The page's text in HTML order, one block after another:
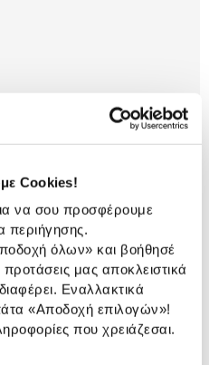
Cookies!
να σου προσφέρουμε
περιήγησης.
όλων» και βοήθησέ
μας αποκλειστικά
Εναλλακτικά
«Αποδοχή επιλογών»!
που χρειάζεσαι.
Πληροφορίες
2xUSB-C